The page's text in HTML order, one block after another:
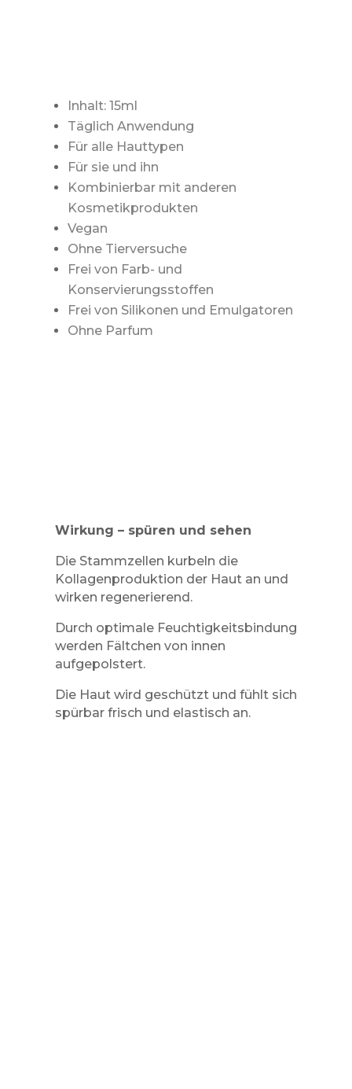
Inhalt: 15ml
Täglich Anwendung
Für alle Hauttypen
Für sie und ihn
Kombinierbar mit anderen
Kosmetikprodukten
Vegan
Ohne Tierversuche
Frei von Farb- und
Konservierungsstoffen
Frei von Silikonen und Emulgatoren
Ohne Parfum
Wirkung – spüren und sehen
Die Stammzellen kurbeln die
Kollagenproduktion der Haut an und
wirken regenerierend.
Durch optimale Feuchtigkeitsbindung
werden Fältchen von innen
aufgepolstert.
Die Haut wird geschützt und fühlt sich
spürbar frisch und elastisch an.